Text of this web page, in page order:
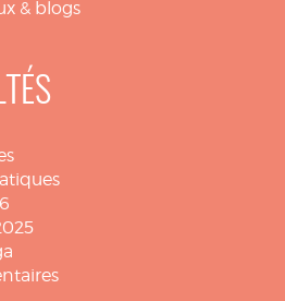
& blogs